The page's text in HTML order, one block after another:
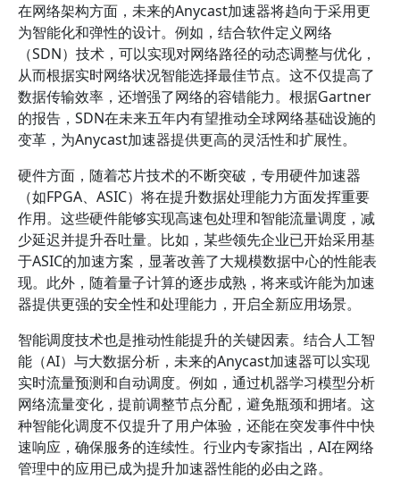
在网络架构方面，未来的Anycast加速器将趋向于采用更
为智能化和弹性的设计。例如，结合软件定义网络
（SDN）技术，可以实现对网络路径的动态调整与优化，
从而根据实时网络状况智能选择最佳节点。这不仅提高了
数据传输效率，还增强了网络的容错能力。根据Gartner
的报告，SDN在未来五年内有望推动全球网络基础设施的
变革，为Anycast加速器提供更高的灵活性和扩展性。
硬件方面，随着芯片技术的不断突破，专用硬件加速器
（如FPGA、ASIC）将在提升数据处理能力方面发挥重要
作用。这些硬件能够实现高速包处理和智能流量调度，减
少延迟并提升吞吐量。比如，某些领先企业已开始采用基
于ASIC的加速方案，显著改善了大规模数据中心的性能表
现。此外，随着量子计算的逐步成熟，将来或许能为加速
器提供更强的安全性和处理能力，开启全新应用场景。
智能调度技术也是推动性能提升的关键因素。结合人工智
能（AI）与大数据分析，未来的Anycast加速器可以实现
实时流量预测和自动调度。例如，通过机器学习模型分析
网络流量变化，提前调整节点分配，避免瓶颈和拥堵。这
种智能化调度不仅提升了用户体验，还能在突发事件中快
速响应，确保服务的连续性。行业内专家指出，AI在网络
管理中的应用已成为提升加速器性能的必由之路。